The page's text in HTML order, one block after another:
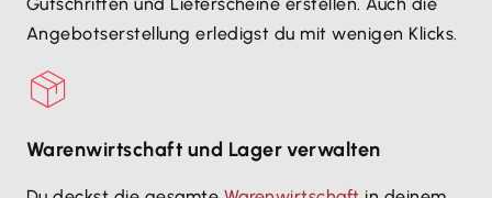
Angebotserstellung erledigst du mit wenigen Klicks.
Warenwirtschaft und Lager verwalten